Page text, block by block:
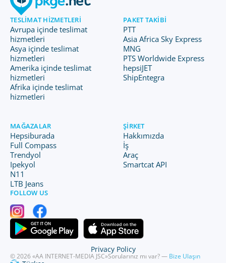
TESLIMAT HIZMETLERI
Avrupa içinde teslimat
hizmetleri
Asya içinde teslimat
hizmetleri
Amerika içinde teslimat
hizmetleri
Afrika içinde teslimat
hizmetleri
PAKET TAKIBI
PTT
Asia Africa Sky Express
MNG
PTS Worldwide Express
hepsiJET
ShipEntegra
MAĞAZALAR
Hepsiburada
Full Compass
Trendyol
Ipekyol
N11
LTB Jeans
ŞIRKET
Hakkımızda
İş
Araç
Smartcat API
FOLLOW US
© 2026 «AA INTERNET-MEDIA JSC»Sorularınız mı var? — Bize Ulaşın
Privacy Policy